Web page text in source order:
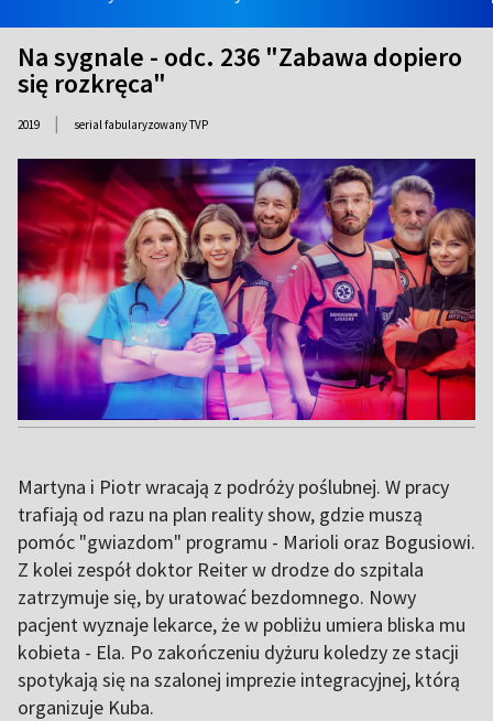
Na sygnale - odc. 236 "Zabawa dopiero
się rozkręca"
2019 | serial fabularyzowany TVP
Martyna i Piotr wracają z podróży poślubnej. W pracy
trafiają od razu na plan reality show, gdzie muszą
pomóc "gwiazdom" programu - Marioli oraz Bogusiowi.
Z kolei zespół doktor Reiter w drodze do szpitala
zatrzymuje się, by uratować bezdomnego. Nowy
pacjent wyznaje lekarce, że w pobliżu umiera bliska mu
kobieta - Ela. Po zakończeniu dyżuru koledzy ze stacji
spotykają się na szalonej imprezie integracyjnej, którą
organizuje Kuba.